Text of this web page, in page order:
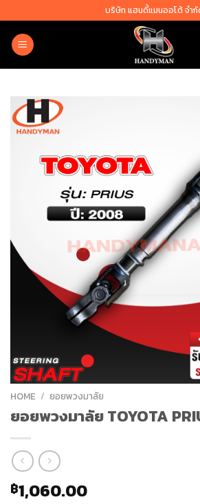
to
content
บริษัท แฮนดี้แมนออโต้ จำกั
HOME / ยอยพวงมาลัย
ยอยพวงมาลัย TOYOTA
฿1,060.00